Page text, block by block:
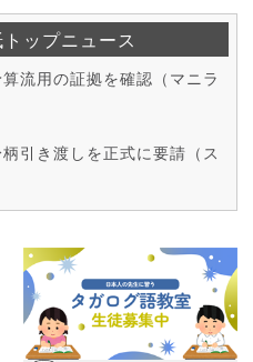
ップニュース
流用の証拠を確認（マニラ
引き渡しを正式に要請（ス